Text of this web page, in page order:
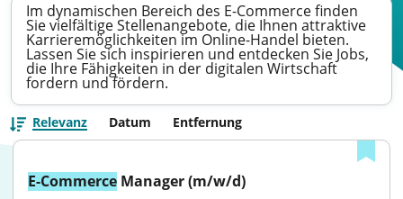
Im dynamischen Bereich des E-Commerce finden
Sie vielfältige Stellenangebote, die Ihnen attraktive
Karrieremöglichkeiten im Online-Handel bieten.
Lassen Sie sich inspirieren und entdecken Sie Jobs,
die Ihre Fähigkeiten in der digitalen Wirtschaft
fordern und fördern.
Relevanz Datum Entfernung
E-Commerce Manager (m/w/d)